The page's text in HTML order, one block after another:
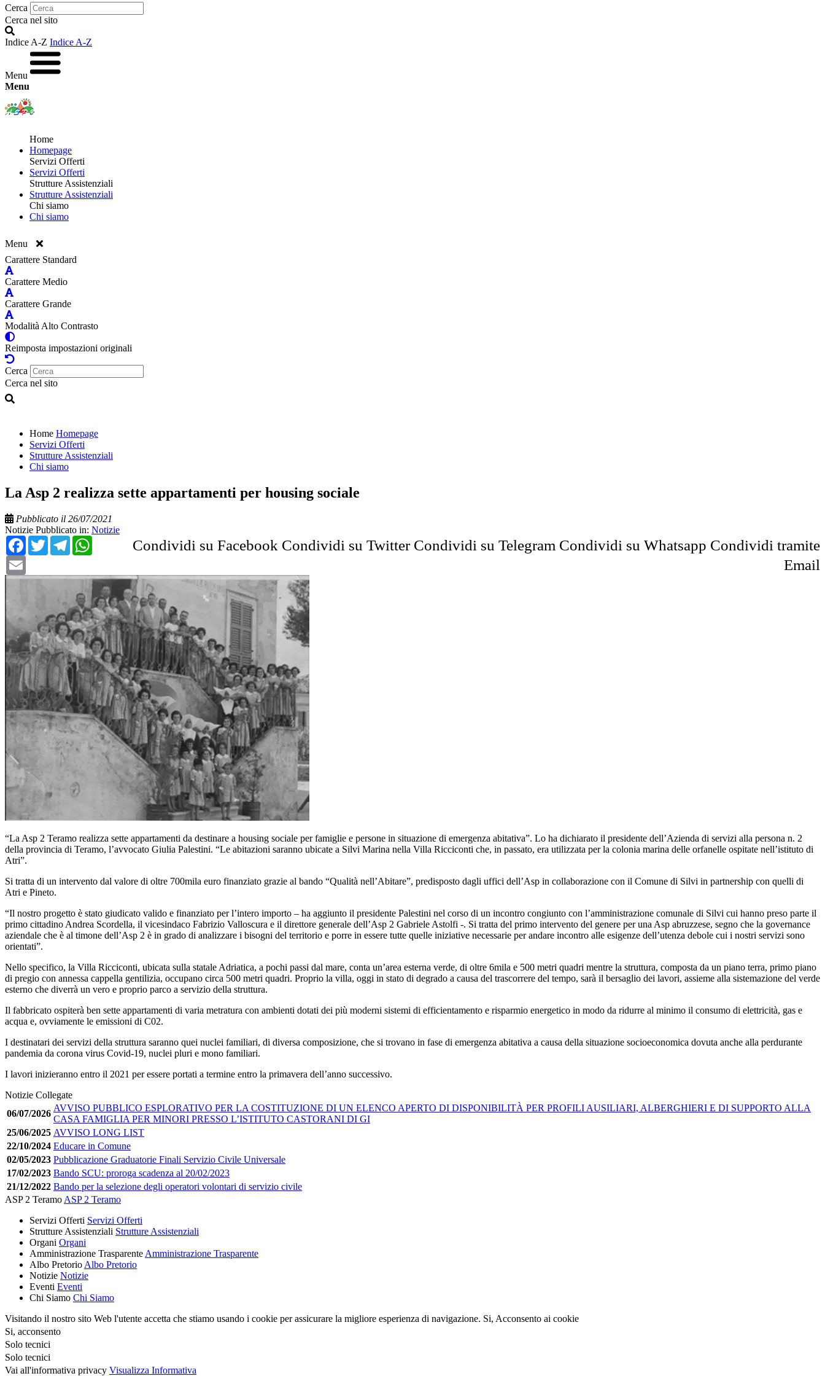
Cerca
Cerca nel sito
Indice A-Z Indice A-Z
Menu
Menu
Home
Homepage
Servizi Offerti
Servizi Offerti
Strutture Assistenziali
Strutture Assistenziali
Chi siamo
Chi siamo
Menu
Carattere Standard
Carattere Medio
Carattere Grande
Modalità Alto Contrasto
Reimposta impostazioni originali
Cerca
Cerca nel sito
Home Homepage
Servizi Offerti
Strutture Assistenziali
Chi siamo
La Asp 2 realizza sette appartamenti per housing sociale
Pubblicato il 26/07/2021
Notizie Pubblicato in: Notizie
Condividi su Facebook
Facebook Condividi su Twitter
Twitter Condividi su Telegram
Telegram Condividi su Whatsapp
WhatsApp
Condividi tramite
Email
Email
“La Asp 2 Teramo realizza sette appartamenti da destinare a housing sociale per famiglie e persone in situazione di emergenza abitativa”. Lo ha dichiarato il presidente dell’Azienda di servizi alla persona n. 2
della provincia di Teramo, l’avvocato Giulia Palestini. “Le abitazioni saranno ubicate a Silvi Marina nella Villa Ricciconti che, in passato, era utilizzata per la colonia marina delle orfanelle ospitate nell’istituto di
Atri”.
Si tratta di un intervento dal valore di oltre 700mila euro finanziato grazie al bando “Qualità nell’Abitare”, predisposto dagli uffici dell’Asp in collaborazione con il Comune di Silvi in partnership con quelli di
Atri e Pineto.
“Il nostro progetto è stato giudicato valido e finanziato per l’intero importo – ha aggiunto il presidente Palestini nel corso di un incontro congiunto con l’amministrazione comunale di Silvi cui hanno preso parte il
primo cittadino Andrea Scordella, il vicesindaco Fabrizio Valloscura e il direttore generale dell’Asp 2 Gabriele Astolfi -. Si tratta del primo intervento del genere per una Asp abruzzese, segno che la governance
aziendale che è al timone dell’Asp 2 è in grado di analizzare i bisogni del territorio e porre in essere tutte quelle iniziative necessarie per andare incontro alle esigenze dell’utenza debole cui i nostri servizi sono
orientati”.
Nello specifico, la Villa Ricciconti, ubicata sulla statale Adriatica, a pochi passi dal mare, conta un’area esterna verde, di oltre 6mila e 500 metri quadri mentre la struttura, composta da un piano terra, primo piano
di pregio con annessa cappella gentilizia, occupano circa 500 metri quadri. Proprio la villa, oggi in stato di degrado a causa del trascorrere del tempo, sarà il bersaglio dei lavori, assieme alla sistemazione del verde
esterno che diverrà un vero e proprio parco a servizio della struttura.
Il fabbricato ospiterà ben sette appartamenti di varia metratura con ambienti dotati dei più moderni sistemi di efficientamento e risparmio energetico in modo da ridurre al minimo il consumo di elettricità, gas e
acqua e, ovviamente le emissioni di C02.
I destinatari dei servizi della struttura saranno quei nuclei familiari, di diversa composizione, che si trovano in fase di emergenza abitativa a causa della situazione socioeconomica dovuta anche alla perdurante
pandemia da corona virus Covid-19, nuclei pluri e mono familiari.
I lavori inizieranno entro il 2021 per essere portati a termine entro la primavera dell’anno successivo.
Notizie Collegate
06/07/2026
AVVISO PUBBLICO ESPLORATIVO PER LA COSTITUZIONE DI UN ELENCO APERTO DI DISPONIBILITÀ PER PROFILI AUSILIARI, ALBERGHIERI E DI SUPPORTO ALLA
CASA FAMIGLIA PER MINORI PRESSO L’ISTITUTO CASTORANI DI GI
25/06/2025 AVVISO LONG LIST
22/10/2024 Educare in Comune
02/05/2023 Pubblicazione Graduatorie Finali Servizio Civile Universale
17/02/2023 Bando SCU: proroga scadenza al 20/02/2023
21/12/2022 Bando per la selezione degli operatori volontari di servizio civile
ASP 2 Teramo ASP 2 Teramo
Servizi Offerti Servizi Offerti
Strutture Assistenziali Strutture Assistenziali
Organi Organi
Amministrazione Trasparente Amministrazione Trasparente
Albo Pretorio Albo Pretorio
Notizie Notizie
Eventi Eventi
Chi Siamo Chi Siamo
Visitando il nostro sito Web l'utente accetta che stiamo usando i cookie per assicurare la migliore esperienza di navigazione. Si, Acconsento ai cookie
Si, acconsento
Solo tecnici
Solo tecnici
Vai all'informativa privacy Visualizza Informativa